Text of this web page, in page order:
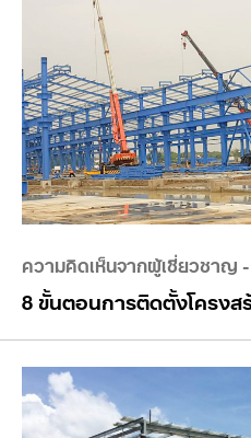
ความคิดเห็นจากผู้เชี่ยวชาญ
8 ขั้นตอนการติดตั้งโครง